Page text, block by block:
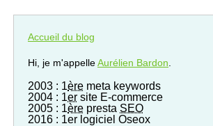
Accueil du blog
Hi, je m'appelleAurélien Bardon
2003 : 1ère meta keywords
2004 : 1er site E-commerce
2005 : 1ère presta SEO
2016 : 1er logiciel Oseox